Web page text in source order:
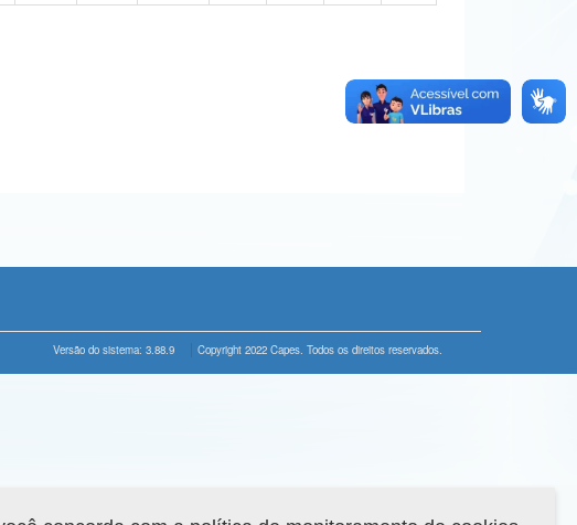
Versão do sistema: 3.88.9 Copyright 2022 Capes. Todos os direitos reservados.